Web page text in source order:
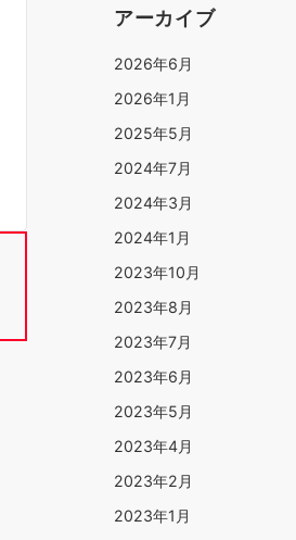
アーカイブ
2026年6月
2026年1月
2025年5月
2024年7月
2024年3月
2024年1月
2023年10月
2023年8月
2023年7月
2023年6月
2023年5月
2023年4月
2023年2月
2023年1月